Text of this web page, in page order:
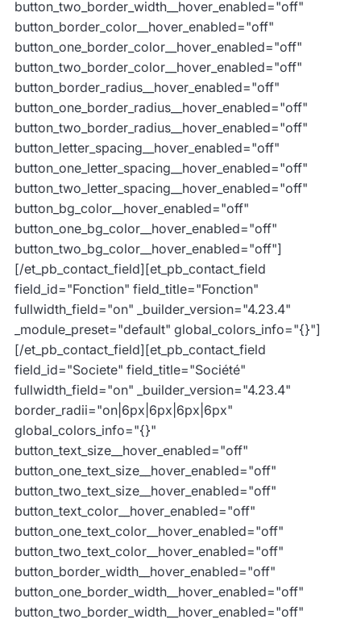
button_two_border_width__hover_enabled="off"
button_border_color__hover_enabled="off"
button_one_border_color__hover_enabled="off"
button_two_border_color__hover_enabled="off"
button_border_radius__hover_enabled="off"
button_one_border_radius__hover_enabled="off"
button_two_border_radius__hover_enabled="off"
button_letter_spacing__hover_enabled="off"
button_one_letter_spacing__hover_enabled="off"
button_two_letter_spacing__hover_enabled="off"
button_bg_color__hover_enabled="off"
button_one_bg_color__hover_enabled="off"
button_two_bg_color__hover_enabled="off"]
[/et_pb_contact_field][et_pb_contact_field
field_id="Fonction" field_title="Fonction"
fullwidth_field="on" _builder_version="4.23.4"
_module_preset="default" global_colors_info="{}"]
[/et_pb_contact_field][et_pb_contact_field
field_id="Societe" field_title="Société"
fullwidth_field="on" _builder_version="4.23.4"
border_radii="on|6px|6px|6px|6px"
global_colors_info="{}"
button_text_size__hover_enabled="off"
button_one_text_size__hover_enabled="off"
button_two_text_size__hover_enabled="off"
button_text_color__hover_enabled="off"
button_one_text_color__hover_enabled="off"
button_two_text_color__hover_enabled="off"
button_border_width__hover_enabled="off"
button_one_border_width__hover_enabled="off"
button_two_border_width__hover_enabled="off"